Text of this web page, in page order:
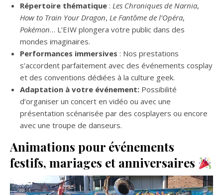
Répertoire thématique : Les Chroniques de Narnia,
How to Train Your Dragon, Le Fantôme de l’Opéra,
Pokémon… L’EIW plongera votre public dans des
mondes imaginaires.
Performances immersives : Nos prestations
s’accordent parfaitement avec des événements cosplay
et des conventions dédiées à la culture geek.
Adaptation à votre événement: Possibilité
d’organiser un concert en vidéo ou avec une
présentation scénarisée par des cosplayers ou encore
avec une troupe de danseurs.
Animations pour événements
festifs, mariages et anniversaires